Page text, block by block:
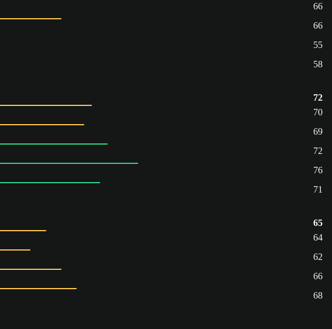
66
66
55
58
72
70
69
72
76
71
65
64
62
66
68